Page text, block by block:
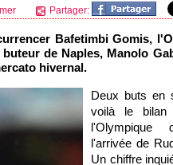
Partager:
Bafetimbi Gomis,
de Naples, Manolo
hivernal.
Deux buts en
voilà le bilan
l'Olympique
l'arrivée de
Un chiffre